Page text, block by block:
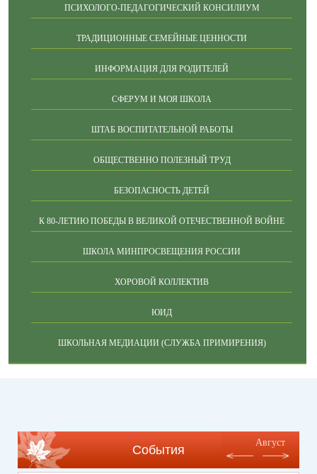
ПСИХОЛОГО-ПЕДАГОГИЧЕСКИЙ КОНСИЛИУМ
ТРАДИЦИОННЫЕ СЕМЕЙНЫЕ ЦЕННОСТИ
ИНФОРМАЦИЯ ДЛЯ РОДИТЕЛЕЙ
СФЕРУМ И МОЯ ШКОЛА
ШТАБ ВОСПИТАТЕЛЬНОЙ РАБОТЫ
ОБЩЕСТВЕННО ПОЛЕЗНЫЙ ТРУД
БЕЗОПАСНОСТЬ ДЕТЕЙ
К 80-ЛЕТИЮ ПОБЕДЫ В ВЕЛИКОЙ ОТЕЧЕСТВЕННОЙ ВОЙНЕ
ШКОЛА МИНПРОСВЕЩЕНИЯ РОССИИ
ХОРОВОЙ КОЛЛЕКТИВ
ЮИД
ШКОЛЬНАЯ МЕДИАЦИИ (СЛУЖБА ПРИМИРЕНИЯ)
События
Август